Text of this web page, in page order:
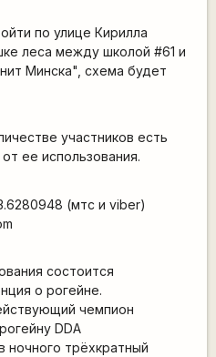
по улице Кирилла
леса между школой #61 и
Минска", схема будет
участников есть
ее использования.
(мтс и viber)
состоится
о рогейне.
чемпион
DDA
ночного трёхкратный